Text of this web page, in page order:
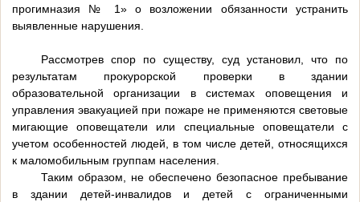
прогимназия № 1» о возложении обязанности устранить
выявленные нарушения.
Рассмотрев спор по существу, суд установил, что по
результатам прокурорской проверки в здании
образовательной организации в системах оповещения и
управления эвакуацией при пожаре не применяются световые
мигающие оповещатели или специальные оповещатели с
учетом особенностей людей, в том числе детей, относящихся
к маломобильным группам населения.
Таким образом, не обеспечено безопасное пребывание
в здании детей-инвалидов и детей с ограниченными